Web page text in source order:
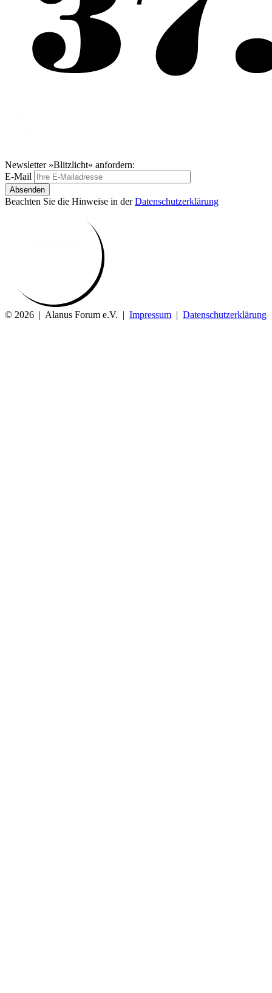
Newsletter »Blitzlicht« anfordern:
E-Mail
Absenden
Beachten Sie die Hinweise in derDatenschutzerklärung
© 2026 | Alanus Forum e.V. | Impressum | Datenschutzerklärung